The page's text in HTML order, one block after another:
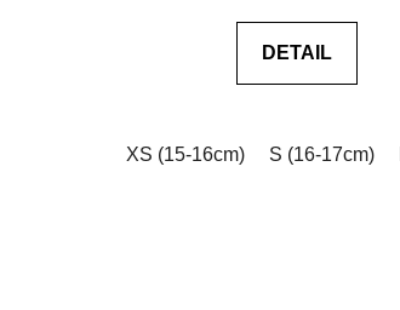
z
DETAIL
XS (15-16cm) S (16-17cm)